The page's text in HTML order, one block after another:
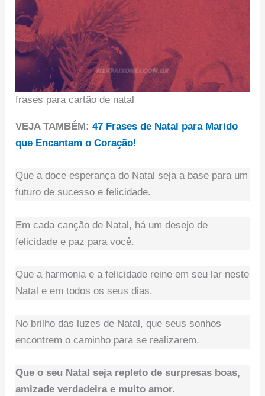
frases para cartão de natal
VEJA TAMBÉM:47 Frases de Natal para Marido
que Encantam o Coração!
Que a doce esperança do Natal seja a base para um
futuro de sucesso e felicidade.
Em cada canção de Natal, há um desejo de
felicidade e paz para você.
Que a harmonia e a felicidade reine em seu lar neste
Natal e em todos os seus dias.
No brilho das luzes de Natal, que seus sonhos
encontrem o caminho para se realizarem.
Que o seu Natal seja repleto de surpresas boas,
amizade verdadeira e muito amor.